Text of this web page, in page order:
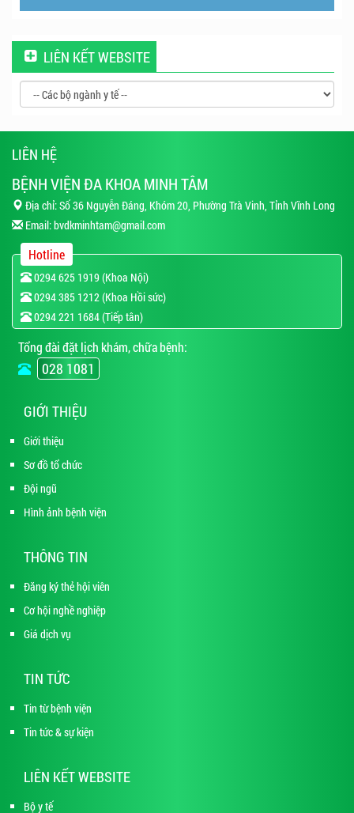
LIÊN KẾT WEBSITE
LIÊN HỆ
BỆNH VIỆN ĐA KHOA MINH TÂM
Địa chỉ: Số 36 Nguyễn Đáng, Khóm 20, Phường Trà Vinh, Tỉnh Vĩnh Long
Email:bvdkminhtam@gmail.com
Hotline
0294 625 1919 (Khoa Nội)
0294 385 1212 (Khoa Hồi sức)
0294 221 1684 (Tiếp tân)
Tổng đài đặt lịch khám, chữa bệnh:
028 1081
GIỚI THIỆU
Giới thiệu
Sơ đồ tổ chức
Đội ngũ
Hình ảnh bệnh viện
THÔNG TIN
Đăng ký thẻ hội viên
Cơ hội nghề nghiệp
Giá dịch vụ
TIN TỨC
Tin từ bệnh viện
Tin tức & sự kiện
LIÊN KẾT WEBSITE
Bộ y tế